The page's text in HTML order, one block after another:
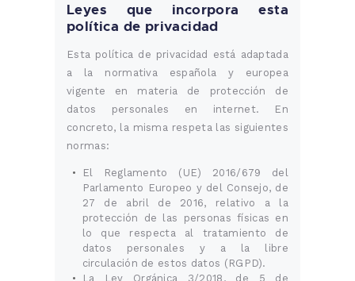
Leyes que incorpora esta
política de privacidad
Esta política de privacidad está adaptada
a la normativa española y europea
vigente en materia de protección de
datos personales en internet. En
concreto, la misma respeta las siguientes
normas:
El Reglamento (UE) 2016/679 del
Parlamento Europeo y del Consejo, de
27 de abril de 2016, relativo a la
protección de las personas físicas en
lo que respecta al tratamiento de
datos personales y a la libre
circulación de estos datos (RGPD).
La Ley Orgánica 3/2018, de 5 de